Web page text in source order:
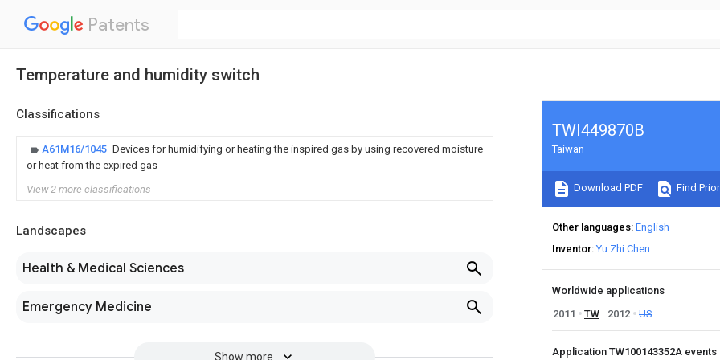
Patents
Temperature and humidity switch
Classifications
A61M16/1045 Devices for humidifying or heating the inspired gas by using recovered moisture
or heat from the expired gas
View 2 more classifications
Landscapes
Health & Medical Sciences
Emergency Medicine
Show more
TWI449870B
Taiwan
Download PDF Find
Other languages English
Inventor Yu Zhi Chen
Worldwide applications
2011
TW 2012 US
Application TW100143352A events